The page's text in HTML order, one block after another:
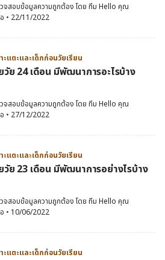
จสอบข้อมูลความถูกต้อง โดย ทีม Hello คุณ
• 22/11/2022
ะแตะและเด็กก่อนวัยเรียน
ย 24 เดือน มีพัฒนาการอะไรบ้าง
จสอบข้อมูลความถูกต้อง โดย ทีม Hello คุณ
• 27/12/2022
ะแตะและเด็กก่อนวัยเรียน
ย 23 เดือน มีพัฒนาการอย่างไรบ้าง
จสอบข้อมูลความถูกต้อง โดย ทีม Hello คุณ
• 10/06/2022
ะแตะและเด็กก่อนวัยเรียน